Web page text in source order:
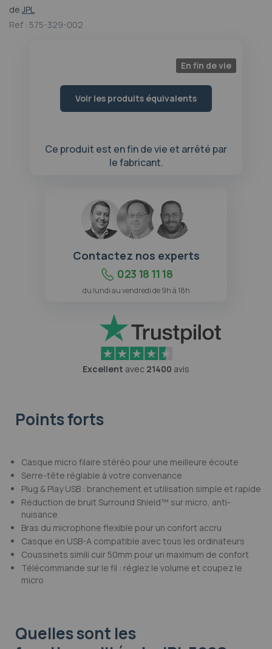
de JPL
Ref : 575-329-002
En fin de vie
Voir les produits équivalents
Ce produit est en fin de vie et arrêté par
le fabricant.
au
de
Contactez nos experts
023 18 11 18
du lundi au vendredi de 9h à 18h
Excellent avec 21400 avis
Points forts
Casque micro filaire stéréo pour une meilleure écoute
Serre-tête réglable à votre convenance
Plug & Play USB : branchement et utilisation simple et rapide
Réduction de bruit Surround Shield™ sur micro, anti-
nuisance
Bras du microphone flexible pour un confort accru
Casque en USB-A compatible avec tous les ordinateurs
Coussinets simili cuir 50mm pour un maximum de confort
Télécommande sur le fil : réglez le volume et coupez le
micro
Quelles sont les